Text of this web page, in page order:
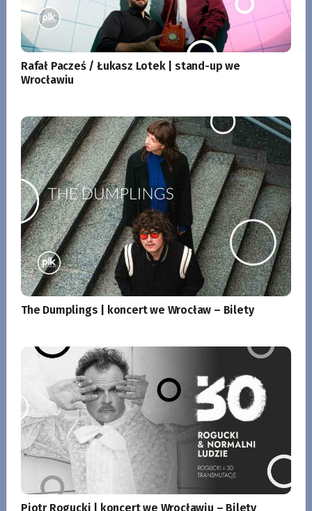
Rafał Pacześ / Łukasz Lotek | stand-up we
Wrocławiu
The Dumplings | koncert we Wrocław – Bilety
Piotr Rogucki | koncert we Wrocławiu – Bilety